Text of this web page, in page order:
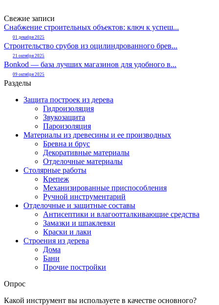
Свежие записи
Снабжение строительных объектов: ключ к успеш...
01 декабря 2025
Строительство срубов из оцилиндрованного брев...
21 октября 2025
Bonkod — база лучших магазинов для удобного в...
09 октября 2025
Разделы
Защита построек из дерева
Гидроизоляция
Звукозащита
Пароизоляция
Материалы из древесины и ее производных
Бревна и брус
Декоративные материалы
Отделочные материалы
Столярные работы
Крепеж
Механизированные приспособления
Ручной инструментарий
Отделочные и защитные составы
Антисептики и влагоотталкивающие средства
Замазки и шпаклевки
Краски и лаки
Строения из дерева
Дома
Бани
Прочие постройки
Опрос
Какой инструмент вы используете в качестве основного?